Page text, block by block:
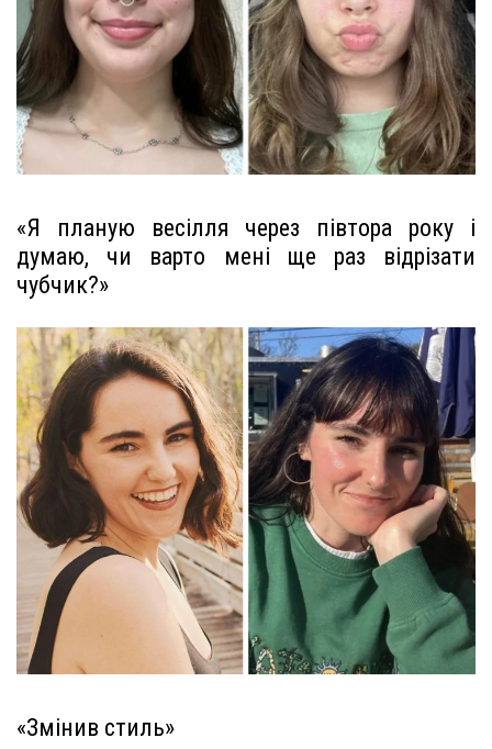
«Я планую весілля через півтора року і
думаю, чи варто мені ще раз відрізати
чубчик?»
«Змінив стиль»